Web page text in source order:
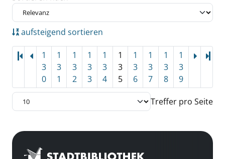
aufsteigend sortieren
1
3
0
1
3
1
1
3
2
1
3
3
1
3
4
1
3
5
1
3
6
1
3
7
1
3
8
1
3
9
Treffer pro Seite